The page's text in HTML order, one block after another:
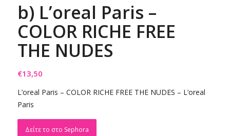
b) L’oreal Paris –
COLOR RICHE FREE
THE NUDES
€13,50
L’oreal Paris – COLOR RICHE FREE THE NUDES – L’oreal
Paris
Δείτε το στο Sephora